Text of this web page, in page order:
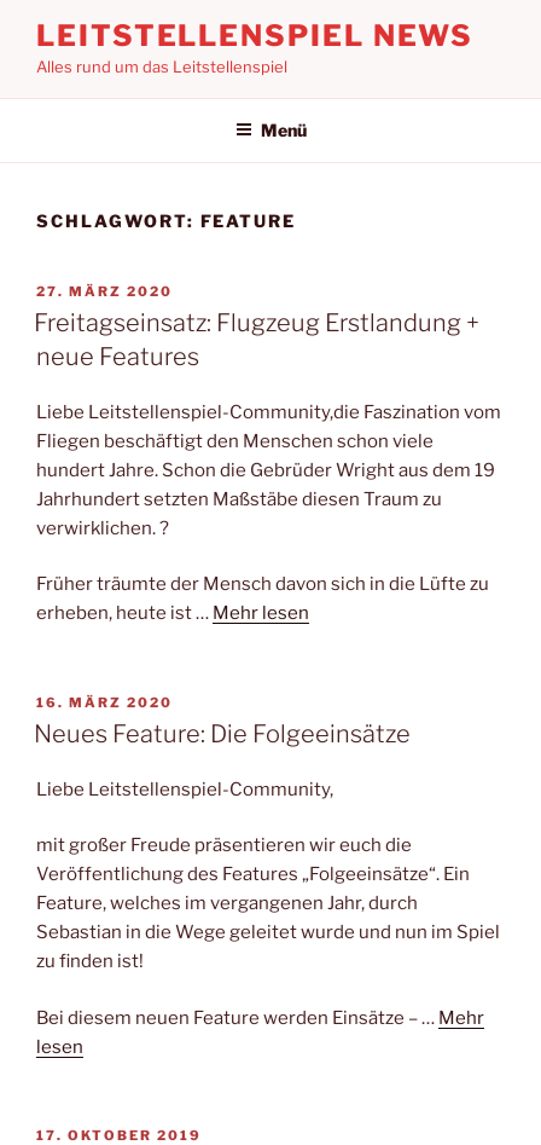
Inhalt
springen
LEITSTELLENSPIEL NEWS
Alles rund um das Leitstellenspiel
Menü
SCHLAGWORT: FEATURE
VERÖFFENTLICHT
AM
27. MÄRZ 2020
Freitagseinsatz: Flugzeug Erstlandung +
neue Features
Liebe Leitstellenspiel-Community,die Faszination vom
Fliegen beschäftigt den Menschen schon viele
hundert Jahre. Schon die Gebrüder Wright aus dem 19
Jahrhundert setzten Maßstäbe diesen Traum zu
verwirklichen. ?
Früher träumte der Mensch davon sich in die Lüfte zu
erheben, heute ist … Mehr lesen
VERÖFFENTLICHT
AM
16. MÄRZ 2020
Neues Feature: Die Folgeeinsätze
Liebe Leitstellenspiel-Community,
mit großer Freude präsentieren wir euch die
Veröffentlichung des Features „Folgeeinsätze“. Ein
Feature, welches im vergangenen Jahr, durch
Sebastian in die Wege geleitet wurde und nun im Spiel
zu finden ist!
Bei diesem neuen Feature werden Einsätze – … Mehr
lesen
VERÖFFENTLICHT
17. OKTOBER 2019